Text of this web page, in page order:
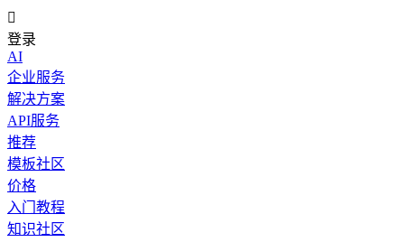

登录
AI
企业服务
解决方案
API服务
推荐
模板社区
价格
入门教程
知识社区